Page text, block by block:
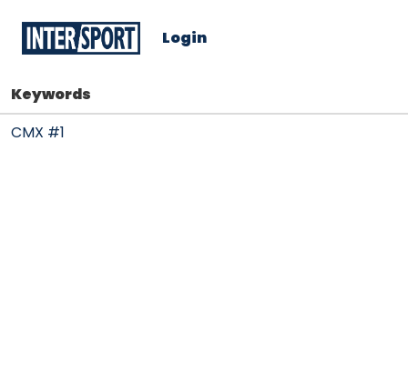
Login
Keywords
CMX #1